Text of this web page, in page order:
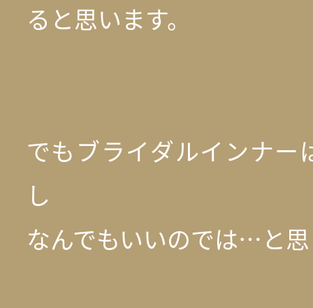
ると思います。
でもブライダルインナー
し
なんでもいいのでは…と